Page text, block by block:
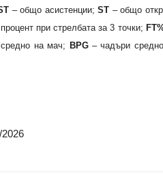
– общо асистенции; ST – общо
при стрелбата за 3 точки;
на мач; BPG– чадъри
2026